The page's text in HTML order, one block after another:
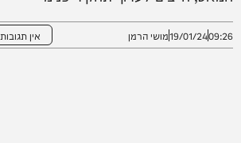
09:26
19/01/24מושי הרמן אין תגובות